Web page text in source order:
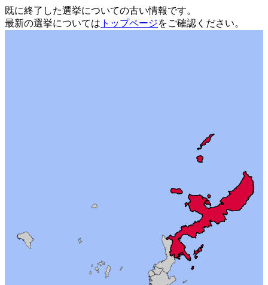
既に終了した選挙についての古い情報です。
最新の選挙については トップページをご確認ください。